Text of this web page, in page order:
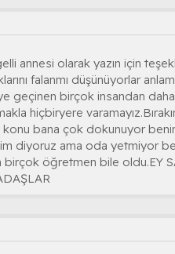
annesi olarak yazın için
falanmı düşünüyorlar
geçinen birçok insandan
hiçbiryere
bana çok dokunuyor
diyoruz ama oda yetmiyor
birçok öğretmen bile